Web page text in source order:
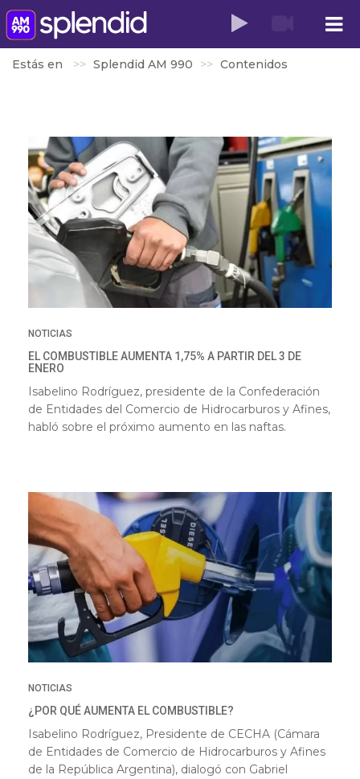
Estás en Splendid AM 990 Contenidos
NOTICIAS
EL COMBUSTIBLE AUMENTA 1,75% A PARTIR DEL 3 DE
ENERO
Isabelino Rodríguez, presidente de la Confederación
de Entidades del Comercio de Hidrocarburos y Afines,
habló sobre el próximo aumento en las naftas.
NOTICIAS
¿POR QUÉ AUMENTA EL COMBUSTIBLE?
Isabelino Rodríguez, Presidente de CECHA (Cámara
de Entidades de Comercio de Hidrocarburos y Afines
de la República Argentina), dialogó con Gabriel